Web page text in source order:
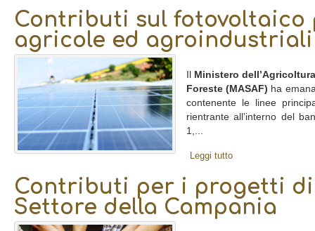
Contributi sul fotovoltaico
agricole ed agroindustriali
Ministero
Foreste (MASAF) ha
contenente le linee
rientrante all’interno del
1,...
Leggi tutto
Contributi per i progetti di
Settore della Campania